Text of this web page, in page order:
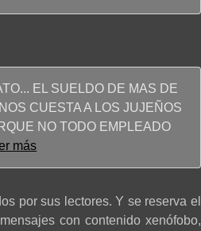
EL SUELDO DE MAS DE
CUESTA A LOS JUJEÑOS
NO TODO EMPLEADO
más
por sus lectores. Y se reserva el
con contenido xenófobo,